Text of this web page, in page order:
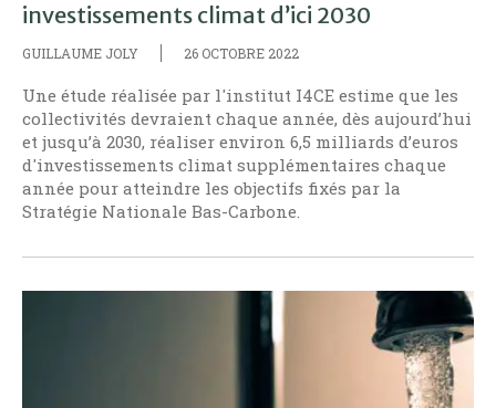
investissements climat d’ici 2030
GUILLAUME JOLY 26 OCTOBRE 2022
Une étude réalisée par l'institut I4CE estime que les
collectivités devraient chaque année, dès aujourd’hui
et jusqu’à 2030, réaliser environ 6,5 milliards d’euros
d'investissements climat supplémentaires chaque
année pour atteindre les objectifs fixés par la
Stratégie Nationale Bas-Carbone.